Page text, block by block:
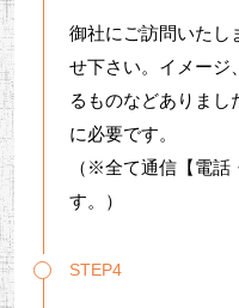
御社にご訪問いたし
せ下さい。イメージ
るものなどありまし
に必要です。
（※全て通信【電話
す。）
STEP4